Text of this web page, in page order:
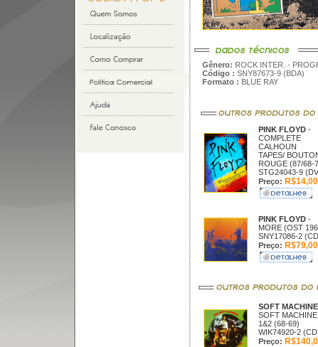
Gênero: ROCK INTER. -
Código : SNY87673-9 (BDA)
Formato : BLUE RAY
PINK FLOYD -
COMPLETE
CALHOUN
TAPES/
ROUGE (87/68-
STG24043-9
Preço: R$14,00
PINK FLOYD -
MORE (OST
SNY17086-2
Preço: R$79,00
SOFT
SOFT MACHINE
1&2 (68-69)
WIK74920-2
Preço: